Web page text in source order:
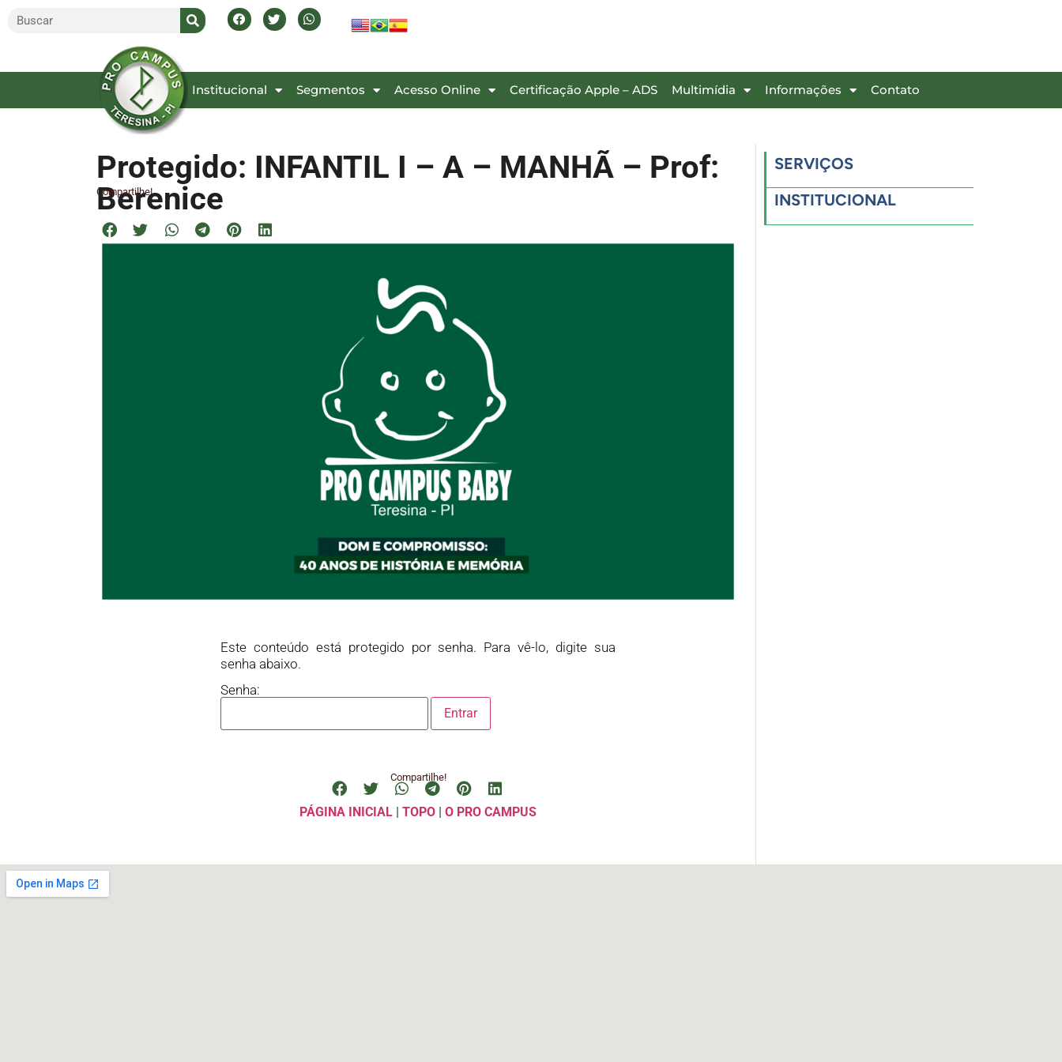
Inicial Institucional Segmentos Acesso Online Certificação Apple – ADS Multimídia Informações Contato
Protegido: INFANTIL I – A – MANHÃ – Prof:
Berenice
Compartilhe!
Este conteúdo está protegido por senha. Para vê-lo, digite sua
senha abaixo.
Senha:
Compartilhe!
PÁGINA INICIAL | TOPO | O PRO CAMPUS
SERVIÇOS
INSTITUCIONAL